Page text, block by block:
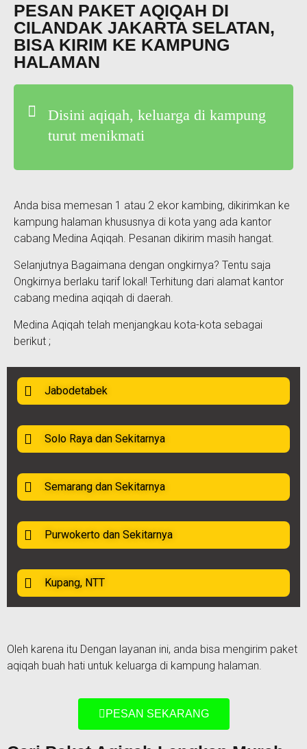
PESAN PAKET AQIQAH DI
CILANDAK JAKARTA SELATAN,
BISA KIRIM KE KAMPUNG
HALAMAN
Disini aqiqah, keluarga di kampung
turut menikmati
Anda bisa memesan 1 atau 2 ekor kambing, dikirimkan ke
kampung halaman khususnya di kota yang ada kantor
cabang Medina Aqiqah. Pesanan dikirim masih hangat.
Selanjutnya Bagaimana dengan ongkirnya? Tentu saja
Ongkirnya berlaku tarif lokal! Terhitung dari alamat kantor
cabang medina aqiqah di daerah.
Medina Aqiqah telah menjangkau kota-kota sebagai
berikut ;
Jabodetabek
Solo Raya dan Sekitarnya
Semarang dan Sekitarnya
Purwokerto dan Sekitarnya
Kupang, NTT
Oleh karena itu Dengan layanan ini, anda bisa mengirim paket
aqiqah buah hati untuk keluarga di kampung halaman.
PESAN SEKARANG